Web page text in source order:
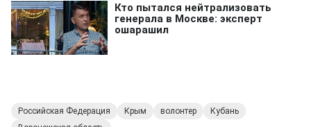
Российская Федерация Крым волонтер
Кубань